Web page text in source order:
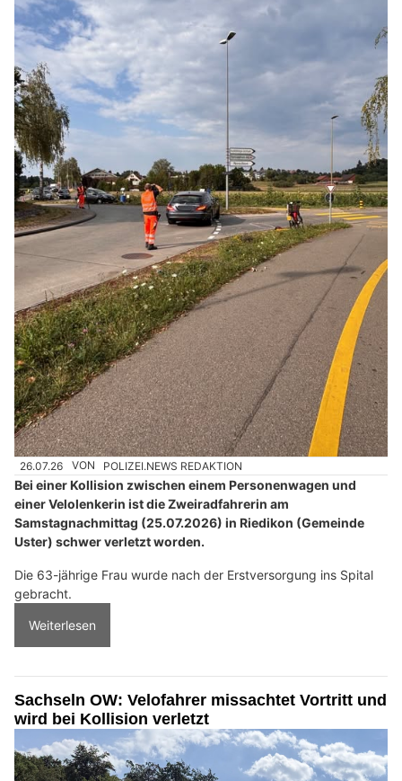
26.07.26 VON POLIZEI.NEWS REDAKTION
Bei einer Kollision zwischen einem Personenwagen und
einer Velolenkerin ist die Zweiradfahrerin am
Samstagnachmittag (25.07.2026) in Riedikon (Gemeinde
Uster) schwer verletzt worden.
Die 63-jährige Frau wurde nach der Erstversorgung ins Spital
gebracht.
Weiterlesen
Sachseln OW: Velofahrer missachtet Vortritt und
wird bei Kollision verletzt